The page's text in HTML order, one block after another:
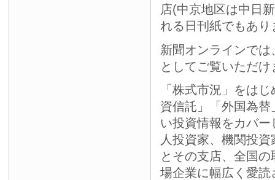
店(中京地区は中日
れる日刊紙でもあり
新聞オンラインで
としてご覧いただけ
「株式市況」をは
資信託」「外国為
い投資情報をカバ
人投資家、機関投
とその支店、全国
場企業に幅広く愛読